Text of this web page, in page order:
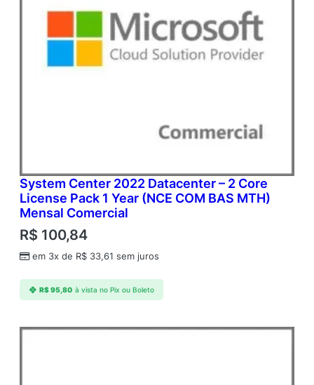
System Center 2022 Datacenter – 2 Core
License Pack 1 Year (NCE COM BAS MTH)
Mensal Comercial
R$ 100,84
em 3x de R$ 33,61 sem juros
R$95,80 à vista no Pix ou Boleto